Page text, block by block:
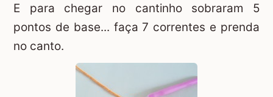
E para chegar no cantinho sobraram 5
pontos de base... faça 7 correntes e prenda
no canto.